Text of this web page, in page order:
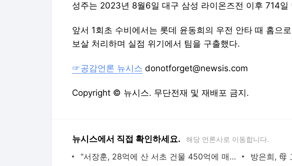
성주는 2023년 8월6일 대구 삼성 라이온즈전 이후 714일
앞서 1회초 수비에서는 롯데 윤동희의 우전 안타 때 홈으
보살 처리하며 실점 위기에서 팀을 구출했다.
☞공감언론 뉴시스 donotforget@newsis.com
Copyright © 뉴시스. 무단전재 및 재배포 금지.
뉴시스에서 직접 확인하세요. 해당 언론사로 이동합니다.
"서장훈, 28억에 산 서초 건물 450억에 매물로"
방은희, 母